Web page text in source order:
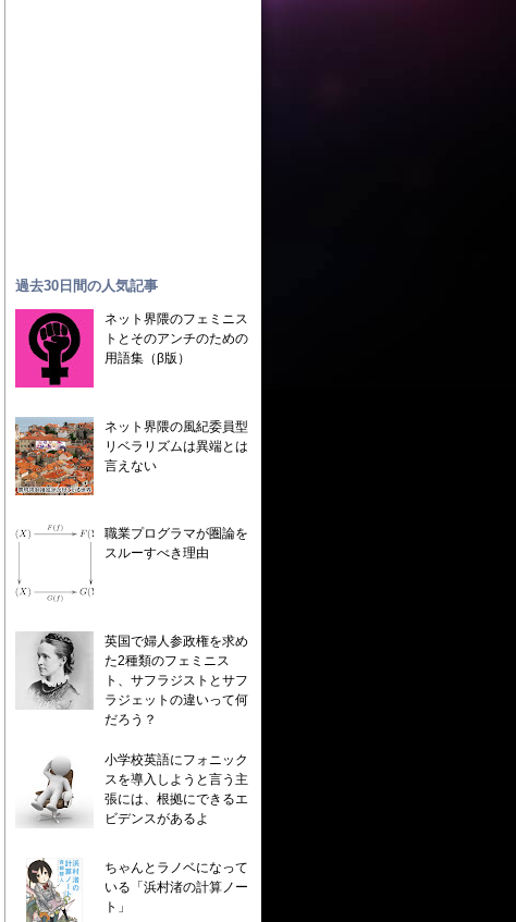
過去30日間の人気記事
ネット界隈のフェミニス
トとそのアンチのための
用語集（β版）
ネット界隈の風紀委員型
リベラリズムは異端とは
言えない
職業プログラマが圏論を
スルーすべき理由
英国で婦人参政権を求め
た2種類のフェミニス
ト、サフラジストとサフ
ラジェットの違いって何
だろう？
小学校英語にフォニック
スを導入しようと言う主
張には、根拠にできるエ
ビデンスがあるよ
ちゃんとラノベになって
いる「浜村渚の計算ノー
ト」